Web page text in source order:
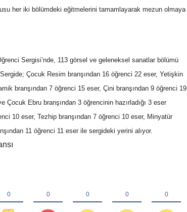
her iki bölümdeki eğitmelerini tamamlayarak mezun olmaya
Sergisi’nde, 113 görsel ve geleneksel sanatlar bölümü
Çocuk Resim branşından 16 öğrenci 22 eser, Yetişkin
branşından 7 öğrenci 15 eser, Çini branşından 9 öğrenci 19
Çocuk Ebru branşından 3 öğrencinin hazırladığı 3 eser
10 eser, Tezhip branşından 7 öğrenci 10 eser, Minyatür
11 öğrenci 11 eser ile sergideki yerini alıyor.